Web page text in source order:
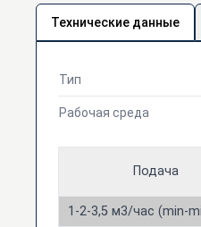
Технические данные
Тип
Рабочая среда
Подача
1-2-3,5 м3/час (min-